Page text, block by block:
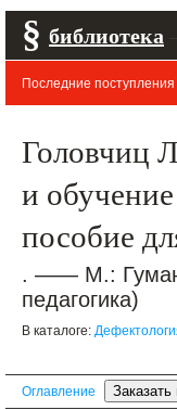
§ библиотека
Последние поступления
Головчиц
и
пособие
. —— М.:
педагогика)
В каталоге:
Оглавление